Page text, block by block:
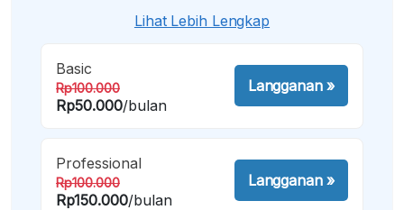
Lihat Lebih Lengkap
Basic
Rp100.000
Rp50.000/bulan
Langganan»
Professional
Rp100.000
Rp150.000/bulan
Langganan»